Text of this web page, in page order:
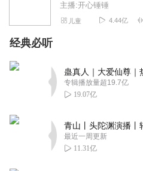
主播:开心锤锤
儿童 4.44亿
经典必听
专辑播放量超19.7亿
19.07亿
最近一周更新
11.31亿